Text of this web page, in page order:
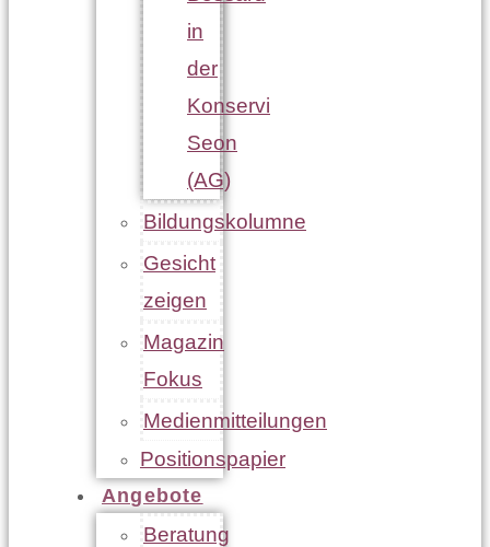
in
der
Konservi
Seon
(AG)
Bildungskolumne
Gesicht
zeigen
Magazin
Fokus
Medienmitteilungen
Positionspapier
Angebote
Beratung